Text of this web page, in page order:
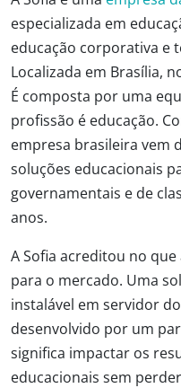
especializada em
educação corporativa e
Localizada em Brasília,
É composta por uma
profissão é educação.
empresa brasileira vem
soluções educacionais
governamentais e de
anos.
A Sofia acreditou no
para o mercado. Uma
instalável em servidor
desenvolvido por um
significa impactar os
educacionais sem